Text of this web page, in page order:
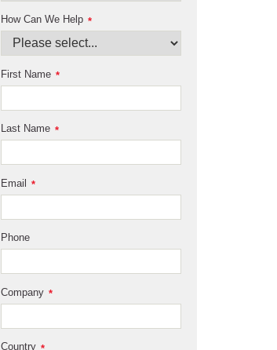
*
How Can We Help
*
First Name
*
Last Name
*
Email
Phone
*
Company
Country